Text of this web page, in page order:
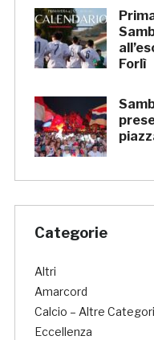
Forlì
Categorie
Altri
Amarcord
Calcio – Altre
Eccellenza